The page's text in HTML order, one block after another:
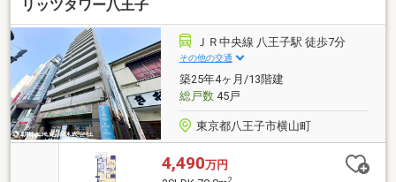
道路の交通量は少なめで、比較的静かな住環境。 ◆
小学校へは徒歩5分、中学校へは徒歩7分、大型スーパ
ーへは徒歩3分ほどで行くことができます。 ◆追い
焚き機能、浴室乾燥機、オートロック、宅配ボックス
などを完備。
リッツタワー八王子
ＪＲ中央線 八王子駅 徒歩7分
その他の交通
築25年4ヶ月/13階建
総戸数45戸
東京都八王子市横山町
4,490万円
2